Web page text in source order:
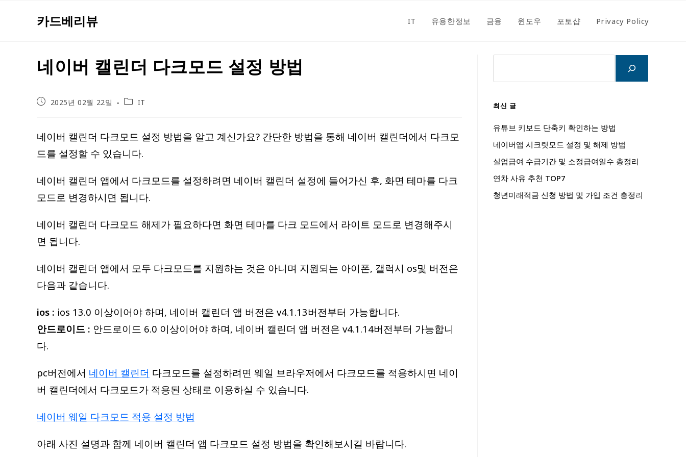
카드베리뷰 IT 유용한정보 금융 윈도우 포토샵 Privacy Policy
네이버 캘린더 다크모드 설정 방법
Post2025년 02월 22일
PostIT
네이버 캘린더 다크모드 설정 방법을 알고 계신가요? 간단한 방법을 통해 네이버 캘린더에서 다크모
드를 설정할 수 있습니다.
네이버 캘린더 앱에서 다크모드를 설정하려면 네이버 캘린더 설정에 들어가신 후, 화면 테마를 다크
모드로 변경하시면 됩니다.
네이버 캘린더 다크모드 해제가 필요하다면 화면 테마를 다크 모드에서 라이트 모드로 변경해주시
면 됩니다.
네이버 캘린더 앱에서 모두 다크모드를 지원하는 것은 아니며 지원되는 아이폰, 갤럭시 os및 버전은
다음과 같습니다.
ios : ios 13.0 이상이어야 하며, 네이버 캘린더 앱 버전은 v4.1.13버전부터 가능합니다.
안드로이드 : 안드로이드 6.0 이상이어야 하며, 네이버 캘린더 앱 버전은 v4.1.14버전부터 가능합니
다.
pc버전에서 네이버 캘린더 다크모드를 설정하려면 웨일 브라우저에서 다크모드를 적용하시면 네이
버 캘린더에서 다크모드가 적용된 상태로 이용하실 수 있습니다.
네이버 웨일 다크모드 적용 설정 방법
아래 사진 설명과 함께 네이버 캘린더 앱 다크모드 설정 방법을 확인해보시길 바랍니다.
최신 글
유튜브 키보드 단축키 확인하는 방법
네이버앱 시크릿모드 설정 및 해제 방법
실업급여 수급기간 및 소정급여일수 총정리
연차 사유 추천 TOP7
청년미래적금 신청 방법 및 가입 조건 총정리